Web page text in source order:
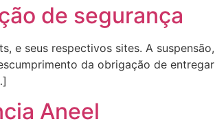
de segurança
e seus respectivos sites. A suspensão,
da obrigação de entregar
Aneel